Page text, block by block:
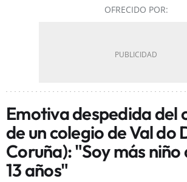
OFRECIDO POR:
Emotiva despedida del
de un colegio de Val do
Coruña): "Soy más niño
13 años"